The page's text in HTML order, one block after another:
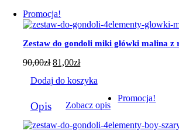
wariantów.
Opcje
wybrać
na
stronie
produktu
Promocja!
Zestaw do gondoli miki główki malina
90,00zł 81,00zł
Dodaj do koszyka
Opis Zobacz opis
Promocja!